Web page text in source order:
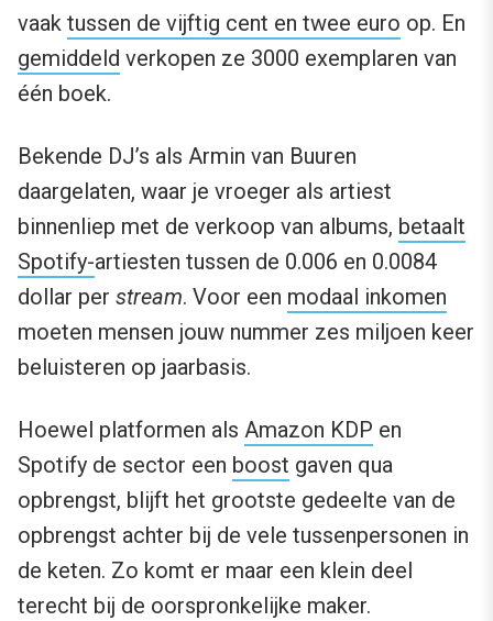
vaak tussen de vijftig cent en twee euro op. En
gemiddeld verkopen ze 3000 exemplaren van
één boek.
Bekende DJ’s als Armin van Buuren
daargelaten, waar je vroeger als artiest
binnenliep met de verkoop van albums, betaalt
Spotify-artiesten tussen de 0.006 en 0.0084
dollar per stream. Voor een modaal inkomen
moeten mensen jouw nummer zes miljoen keer
beluisteren op jaarbasis.
Hoewel platformen als Amazon KDP en
Spotify de sector een boost gaven qua
opbrengst, blijft het grootste gedeelte van de
opbrengst achter bij de vele tussenpersonen in
de keten. Zo komt er maar een klein deel
terecht bij de oorspronkelijke maker.